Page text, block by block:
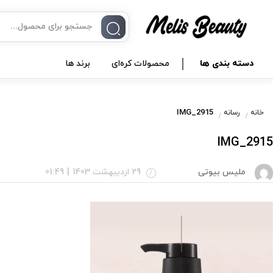
دسته بندی ها محصولات کره‌ای برند ها
خانه رسانه
IMG_2915
ملیس بیوتی 29 اردیبهشت 1403 01:49